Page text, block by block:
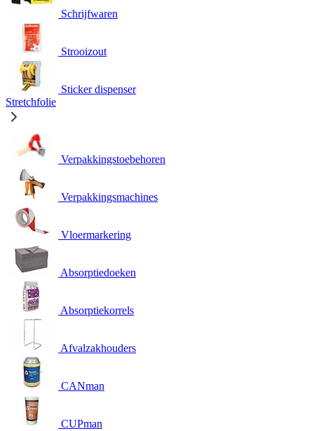
Schrijfwaren
Strooizout
Sticker dispenser
Stretchfolie
Verpakkingstoebehoren
Verpakkingsmachines
Vloermarkering
Absorptiedoeken
Absorptiekorrels
Afvalzakhouders
CANman
CUPman